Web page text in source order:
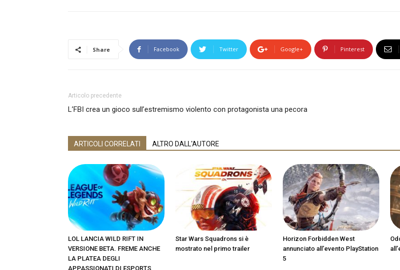
Share Facebook Twitter Google+ Pinterest
Articolo precedente
L’FBI crea un gioco sull’estremismo violento con protagonista una pecora
ARTICOLI CORRELATI ALTRO DALL'AUTORE
LOL LANCIA WILD RIFT IN
VERSIONE BETA. FREME ANCHE
LA PLATEA DEGLI
APPASSIONATI DI ESPORTS
Star Wars Squadrons si è
mostrato nel primo trailer
Horizon Forbidden West
annunciato all’evento PlayStation
5